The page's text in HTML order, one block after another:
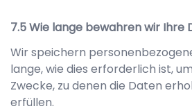
Wie lange bewahren wir Ihre
Wir speichern
lange, wie dies erforderlich ist,
Zwecke, zu denen die Daten
erfüllen.